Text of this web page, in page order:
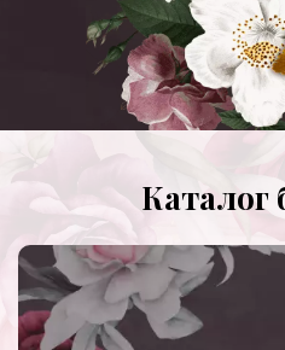
Каталог